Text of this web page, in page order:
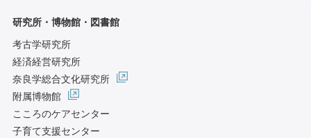
研究所・博物館・図書館
考古学研究所
経済経営研究所
奈良学総合文化研究所
附属博物館
こころのケアセンター
子育て支援センター